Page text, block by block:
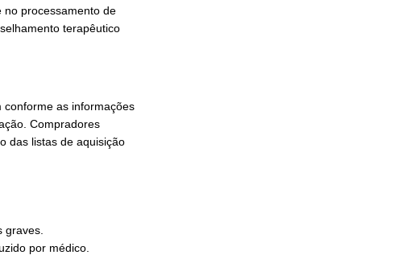
no processamento de
terapêutico
conforme as informações
Compradores
das listas de aquisição
por médico.